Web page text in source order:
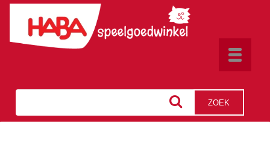
Toggle
ZOEK